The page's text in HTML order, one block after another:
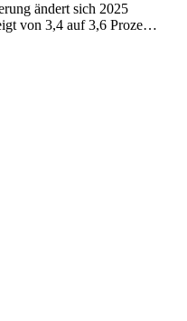
ändert sich 2025
von 3,4 auf 3,6 Prozent,
durch Abschläge für